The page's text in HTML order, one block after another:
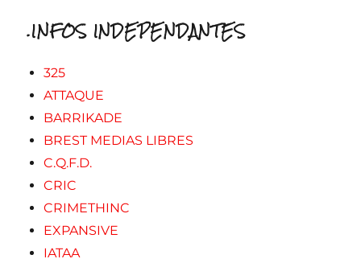
.INFOS INDEPENDANTES
325
ATTAQUE
BARRIKADE
BREST MEDIAS LIBRES
C.Q.F.D.
CRIC
CRIMETHINC
EXPANSIVE
IATAA